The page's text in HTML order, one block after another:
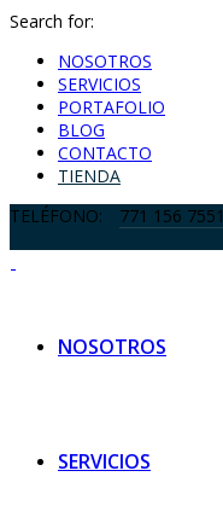
Search for:
NOSOTROS
SERVICIOS
PORTAFOLIO
BLOG
CONTACTO
TIENDA
TELÉFONO:
771 156 7551
NOSOTROS
SERVICIOS